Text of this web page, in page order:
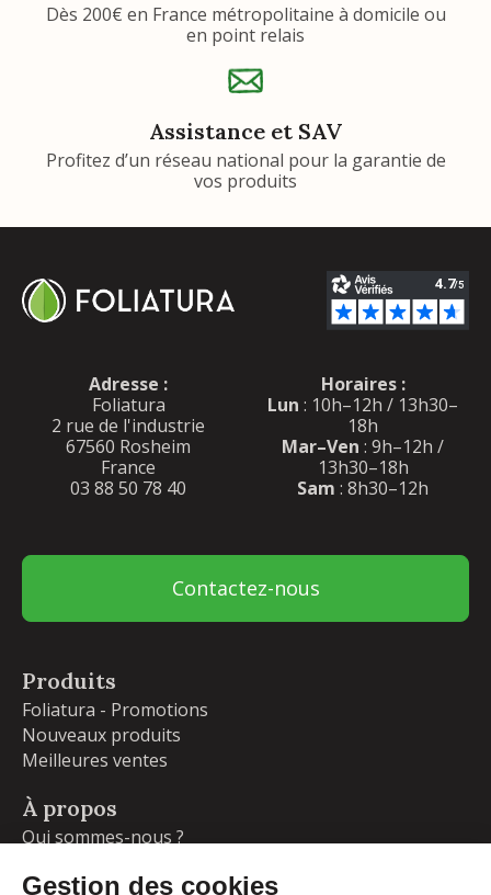
Dès 200€ en France métropolitaine à domicile ou
en point relais
Assistance et SAV
Profitez d’un réseau national pour la garantie de
vos produits
Adresse :
Foliatura
2 rue de l'industrie
67560 Rosheim
France
03 88 50 78 40
Horaires :
Lun : 10h–12h / 13h30–
18h
Mar–Ven : 9h–12h /
13h30–18h
Sam : 8h30–12h
Contactez-nous
Produits
Foliatura - Promotions
Nouveaux produits
Meilleures ventes
À propos
Qui sommes-nous ?
Livraisons et retours